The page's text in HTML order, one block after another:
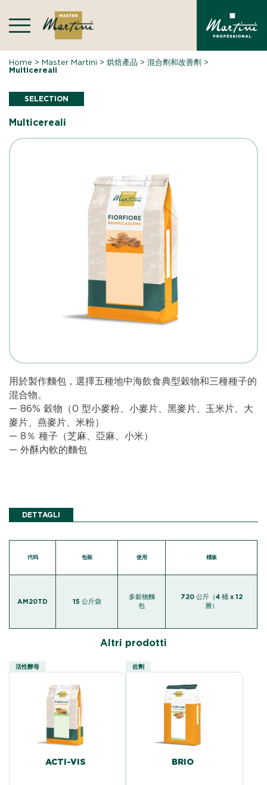
content
Home >Master Martini >烘焙產品 >混合劑和改善劑 >
Multicereali
SELECTION
Multicereali
用於製作麵包，選擇五種地中海飲食典型穀物和三種種子的
混合物。
— 86% 穀物（0 型小麥粉、小麥片、黑麥片、玉米片、大
麥片、燕麥片、米粉）
— 8％ 種子（芝麻、亞麻、小米）
— 外酥內軟的麵包
DETTAGLI
代码 包裝
AM20TD 15 公斤袋
使用 棧板
多穀物麵
包
720 公斤（4 桶 x 12
層）
Altri prodotti
活性酵母
ACTI-VIS
佐劑
BRIO